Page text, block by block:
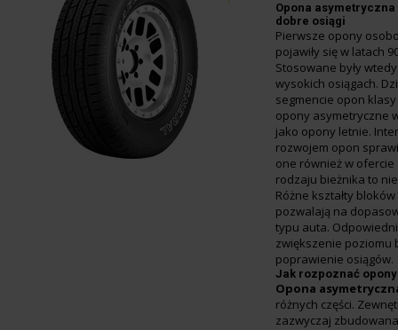
Opona
dobre osiągi
Pierwsze opony
pojawiły się w latach
Stosowane były
wysokich osiągach.
segmencie opon
opony asymetryczne
jako opony letnie.
rozwojem opon
one również w ofercie
rodzaju bieżnika to
Różne kształty
pozwalają na
typu auta.
zwiększenie poziomu
poprawienie osiągów.
Jak rozpoznać
Opona
różnych części.
zazwyczaj